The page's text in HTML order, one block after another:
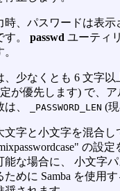
時、パスワードは表
す。 passwd ユーティ
、少なくとも 6 文字
定が優先します) で、
は、
_PASSWORD_LEN (
文字と小文字を混合
の設
能な場合に、 小文字
めに Samba を使用